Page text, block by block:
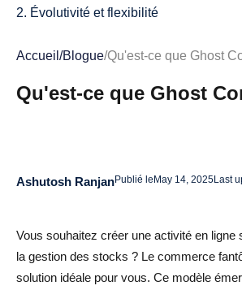
2. Évolutivité et flexibilité
2. Marketing d'affiliation
4. Étiquetage blanc
5. Produits numériques et
Accueil /Blogue/Qu'est-ce que Ghost
Qu'est-ce que Ghost
Ashutosh RanjanPublié le May 14, 2025Last
Vous souhaitez créer une activité en ligne
la gestion des stocks ? Le commerce
solution idéale pour vous. Ce modèle